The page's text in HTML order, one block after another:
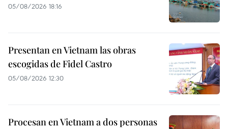
05/08/2026 18:16
Presentan en Vietnam las obras
escogidas de Fidel Castro
05/08/2026 12:30
Procesan en Vietnam a dos personas